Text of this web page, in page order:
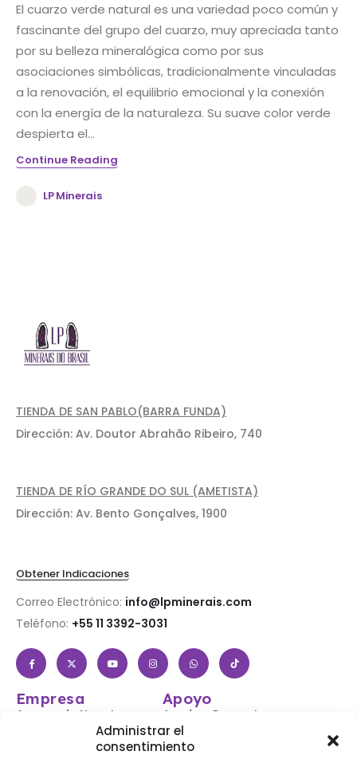
Administrar el
consentimiento
El cuarzo verde natural es una variedad poco común y
fascinante del grupo del cuarzo, muy apreciada tanto
por su belleza mineralógica como por sus
asociaciones simbólicas, tradicionalmente vinculadas
a la renovación, el equilibrio emocional y la conexión
con la energía de la naturaleza. Su suave color verde
despierta el...
Continue Reading
LP Minerais
TIENDA DE SAN PABLO(BARRA FUNDA)
Dirección: Av. Doutor Abrahão Ribeiro, 740
TIENDA DE RÍO GRANDE DO SUL (AMETISTA)
Dirección: Av. Bento Gonçalves, 1900
Obtener Indicaciones
Correo Electrónico: info@lpminerais.com
Teléfono: +55 11 3392-3031
Empresa
Acerca de Nosotros
Apoyo
Ayuda y Preguntas
Frecuentes
Iniciar sesión /